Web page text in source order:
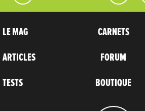
LE MAG
ARTICLES
TESTS
CARNETS
FORUM
BOUTIQUE